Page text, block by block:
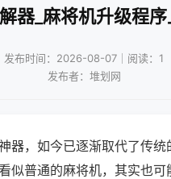
器_麻将机升级程
发布时间：2026-08-07｜阅读：1
发布者：堆划网
器，如今已逐渐取代了传
似普通的麻将机，其实也